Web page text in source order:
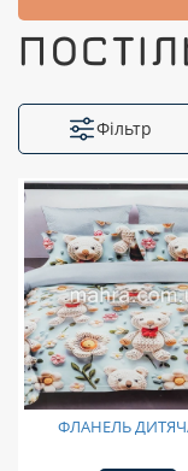
Фільтр
ФЛАНЕЛЬ